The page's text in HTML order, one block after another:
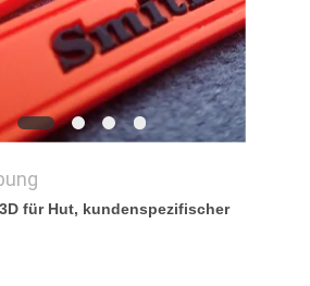
für Hut, kundenspezifischer